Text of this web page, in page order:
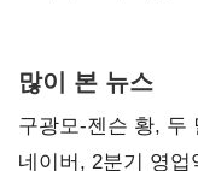
많이 본 뉴스
구광모-젠슨 황, 두
네이버, 2분기 영